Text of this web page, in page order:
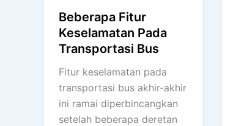
Beberapa Fitur
Keselamatan Pada
Transportasi Bus
Fitur keselamatan pada
transportasi bus akhir-akhir
ini ramai diperbincangkan
setelah beberapa deretan